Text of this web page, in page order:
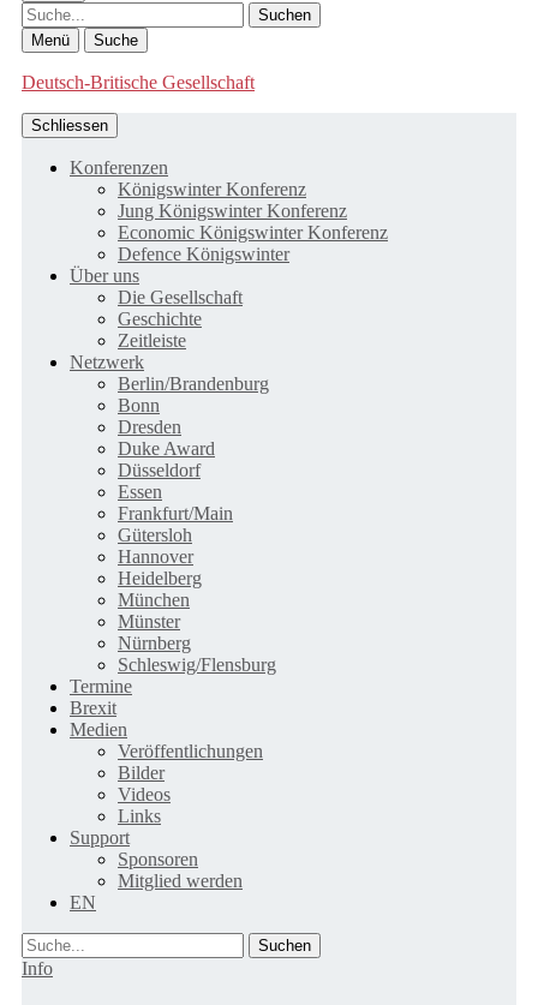
Suche
Menü Suche
Deutsch-Britische Gesellschaft
Schliessen
Konferenzen
Königswinter Konferenz
Jung Königswinter Konferenz
Economic Königswinter Konferenz
Defence Königswinter
Über uns
Die Gesellschaft
Geschichte
Zeitleiste
Netzwerk
Berlin/Brandenburg
Bonn
Dresden
Duke Award
Düsseldorf
Essen
Frankfurt/Main
Gütersloh
Hannover
Heidelberg
München
Münster
Nürnberg
Schleswig/Flensburg
Termine
Brexit
Medien
Veröffentlichungen
Bilder
Videos
Links
Support
Sponsoren
Mitglied werden
EN
Suche
Info